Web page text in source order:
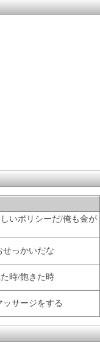
いポリシーだ/俺も金が
せっかいだな
時/飽きた時
サージをする